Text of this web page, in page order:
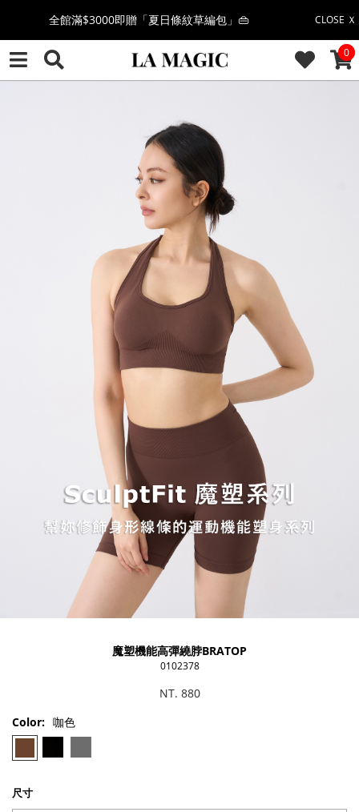
CLOSE Ｘ
絲柔莫代爾系列🤍任選兩件$1000
果凍棉系列⭐2件$1100|4件$2000|6件$2700
🔥點擊立即➕官方LINE領取$100🔥
🎉週年慶全館88折(特價品除外/於結帳顯示)🎉
感恩回饋價🎁零修圖系列$399起>
全館滿$3000即贈「夏日條紋草編包」👜
0
魔塑機能高彈繞脖BRATOP
0102378
NT. 880
Color: 咖色
尺寸